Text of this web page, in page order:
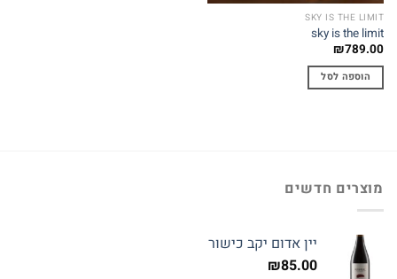
SKY IS THE LIMIT
sky is the limit
₪789.00
הוספה לסל
מוצרים חדשים
יין אדום יקב כישור
₪85.00